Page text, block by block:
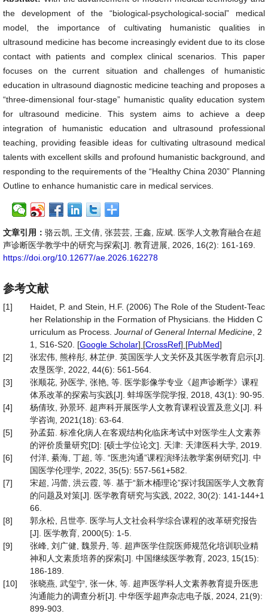
the development of the “biological-psychological-social” medical
model, the importance of cultivating humanistic qualities in
ultrasound medicine has become increasingly evident due to its close
contact with patients and complex clinical scenarios. This paper
focuses on the current situation and challenges of humanistic
education in ultrasound diagnostic medicine teaching and proposes a
“three-dimensional four-stage” humanistic quality education system
for ultrasound medicine. This system aims to achieve a deep
integration of humanistic education and ultrasound professional
teaching, providing feasible ideas for cultivating ultrasound medical
talents with excellent skills and profound humanistic background, and
responding to the requirements of the “Healthy China 2030” Planning
Outline to enhance humanistic care in medical services.
文章引用： 骆云凯, 王文倩, 张芸芸, 王鑫, 应斌. 医学人文教育融合在超
声诊断医学教学中的研究与探索[J]. 教育进展, 2026, 16(2): 161-169.
https://doi.org/10.12677/ae.2026.162278
参考文献
[1]
Haidet, P. and Stein, H.F. (2006) The Role of the Student-Teac
her Relationship in the Formation of Physicians. the Hidden C
urriculum as Process. Journal of General Internal Medicine , 2
1, S16-S20. [Google Scholar] [CrossRef] [PubMed]
[2]
张宏伟, 熊梓彤, 林芷伊. 英国医学人文关怀及其医学教育启示[J].
农垦医学, 2022, 44(6): 561-564.
[3]
张顺花, 孙医学, 张艳, 等. 医学影像学专业《超声诊断学》课程
体系改革的探索与实践[J]. 蚌埠医学院学报, 2018, 43(1): 90-95.
[4]
杨倩玫, 孙景环. 超声科开展医学人文教育课程设置及意义[J]. 科
学咨询, 2021(18): 63-64.
[5]
孙孟茹. 标准化病人在客观结构化临床考试中对医学生人文素养
的评价质量研究[D]: [硕士学位论文]. 天津: 天津医科大学, 2019.
[6]
付洋, 綦海, 丁超, 等. “医患沟通”课程演绎法教学案例研究[J]. 中
国医学伦理学, 2022, 35(5): 557-561+582.
[7]
宋超, 冯蕾, 洪云霞, 等. 基于“新木桶理论”探讨我国医学人文教育
的问题及对策[J]. 医学教育研究与实践, 2022, 30(2): 141-144+1
66.
[8]
郭永松, 吕世亭. 医学与人文社会科学综合课程的改革研究报告
[J]. 医学教育, 2000(5): 1-5.
[9]
张峰, 刘广健, 魏景丹, 等. 超声医学住院医师规范化培训职业精
神和人文素质培养的探索[J]. 中国继续医学教育, 2023, 15(15):
186-189.
[10]
张晓燕, 武玺宁, 张一休, 等. 超声医学科人文素养教育提升医患
沟通能力的调查分析[J]. 中华医学超声杂志电子版, 2024, 21(9):
899-903.